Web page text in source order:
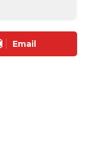
Email